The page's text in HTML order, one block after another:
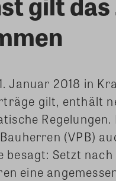
Januar 2018 in
gilt, enthält
Regelungen.
(VPB)
Setzt
eine